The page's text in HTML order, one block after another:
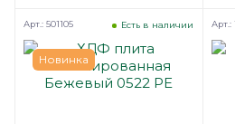
Новинка
Есть в наличии
Арт.: 501105 Арт.: